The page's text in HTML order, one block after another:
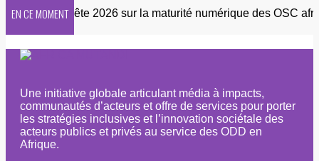
EN CE MOMENT
Enquête 2026 sur la maturité numérique des OSC
Une initiative globale articulant média à impacts,
communautés d’acteurs et offre de services pour porter
les stratégies inclusives et l’innovation sociétale des
acteurs publics et privés au service des ODD en
Afrique.